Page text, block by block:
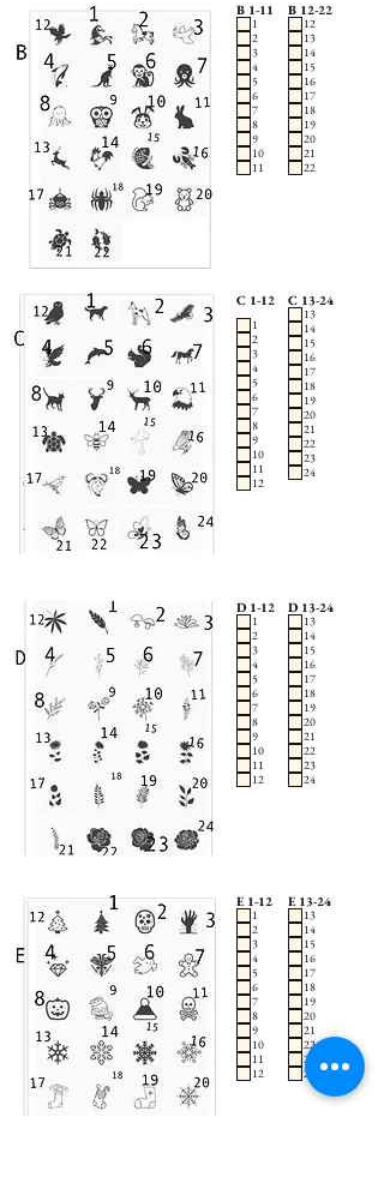
B 1-11
1
2
3
4
5
6
7
8
9
10
11
B 12-22
12
13
14
15
16
17
18
19
20
21
22
C 13-24
13
14
15
16
17
18
19
20
21
22
23
24
C 1-12
1
2
3
4
5
6
7
8
9
10
11
12
D 1-12
1
2
3
4
5
6
7
8
9
10
11
12
D 13-24
13
14
15
16
17
18
19
20
21
22
23
24
E 1-12
1
2
3
4
5
6
7
8
9
10
11
12
E 13-24
13
14
15
16
17
18
19
20
21
22
23
24